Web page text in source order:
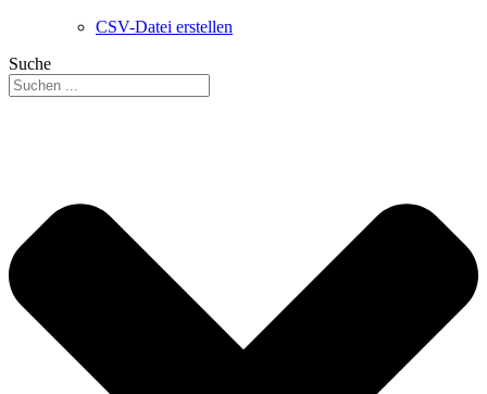
CSV-Datei erstellen
Suche